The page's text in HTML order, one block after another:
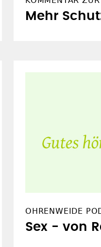
Mehr
OHRENWEIDE
Sex - von